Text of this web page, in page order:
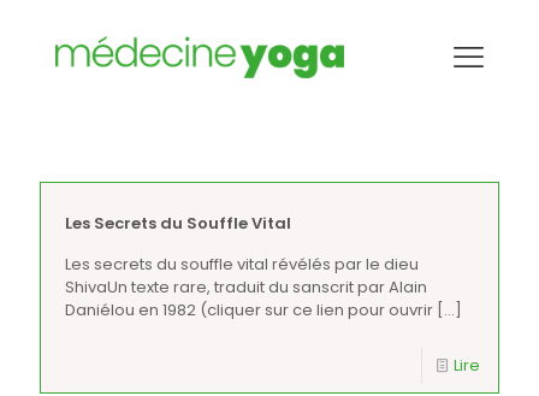
Anatomie
Les Secrets du Souffle Vital
Les secrets du souffle vital révélés par le dieu
ShivaUn texte rare, traduit du sanscrit par Alain
Daniélou en 1982 (cliquer sur ce lien pour ouvrir […]
Lire